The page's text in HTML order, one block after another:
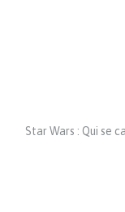
Star Wars : Qui se